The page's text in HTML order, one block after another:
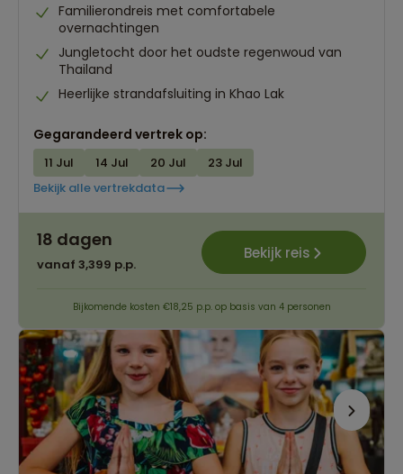
Familierondreis met comfortabele
overnachtingen
Jungletocht door het oudste regenwoud van
Thailand
Heerlijke strandafsluiting in Khao Lak
Gegarandeerd vertrek op:
11 Jul 14 Jul 20 Jul
23 Jul
Bekijk alle vertrekdata
18 dagen
vanaf 3,399 p.p.
Bekijk reis
Bijkomende kosten €18,25 p.p. op basis van 4 personen